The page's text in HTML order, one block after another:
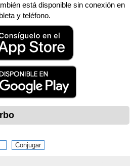
está disponible sin conexión en
y teléfono.